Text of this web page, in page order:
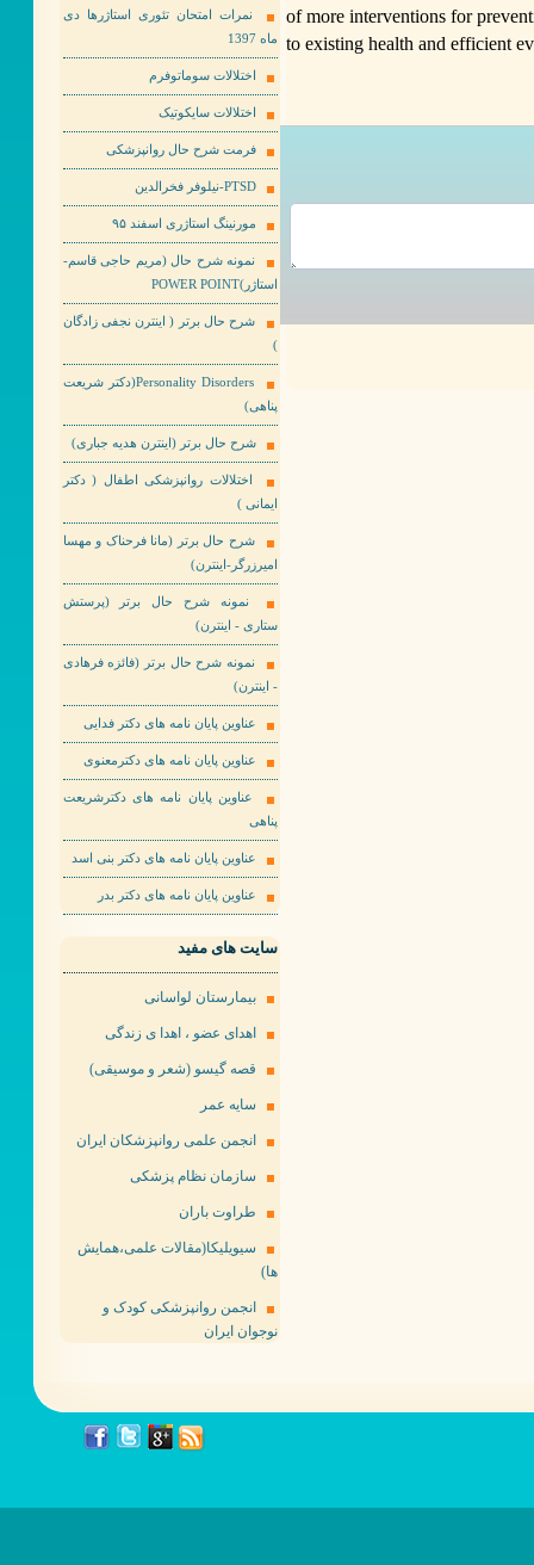
of more interventions for
to existing health and efficient
نمرات امتحان تئوری استاژرها دی
ماه 1397
اختلالات سوماتوفرم
اختلالات سایکوتیک
فرمت شرح حال روانپزشکی
PTSD-نیلوفر فخرالدین
مورنینگ استاژری اسفند ۹۵
نمونه شرح حال (مریم حاجی قاسم-
استاژر)POWER POINT
شرح حال برتر ( اینترن نجفی زادگان
)
Personality Disorders(دکتر شریعت
پناهی)
شرح حال برتر (اینترن هدیه جباری)
اختلالات روانپزشکی اطفال ( دکتر
ایمانی )
شرح حال برتر (مانا فرحناک و مهسا
امیرزرگر-اینترن)
نمونه شرح حال برتر (پرستش
ستاری - اینترن)
نمونه شرح حال برتر (فائزه فرهادی
- اینترن)
عناوین پایان نامه های دکتر فدایی
عناوین پایان نامه های دکترمعنوی
عناوین پایان نامه های دکترشریعت
پناهی
عناوین پایان نامه های دکتر بنی اسد
عناوین پایان نامه های دکتر بدر
سایت های مفید
بیمارستان لواسانی
اهدای عضو ، اهدا ی زندگی
قصه گیسو (شعر و موسیقی)
سایه عمر
انجمن علمی روانپزشکان ایران
سازمان نظام پزشکی
طراوت باران
سیویلیکا(مقالات علمی،همایش
ها)
انجمن روانپزشکی کودک و
نوجوان ایران